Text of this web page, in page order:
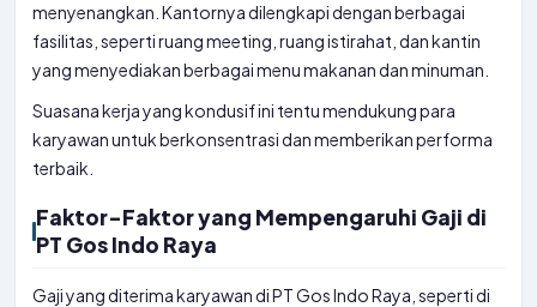
menyenangkan. Kantornya dilengkapi dengan berbagai
fasilitas, seperti ruang meeting, ruang istirahat, dan kantin
yang menyediakan berbagai menu makanan dan minuman.
Suasana kerja yang kondusif ini tentu mendukung para
karyawan untuk berkonsentrasi dan memberikan performa
terbaik.
Faktor-Faktor yang Mempengaruhi Gaji di
PT Gos Indo Raya
Gaji yang diterima karyawan di PT Gos Indo Raya, seperti di